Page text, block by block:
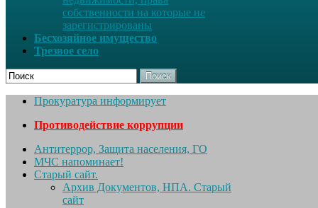
собственности на которые не
зарегистрированы
Бесхозяйное имущество
Трезвое село
Поиск
Прокуратура информирует
Противодействие коррупции
Антитеррор, Защита населения, ГО
МЧС напоминает!
Старый сайт.
Архив Документов, НПА. Старый
сайт